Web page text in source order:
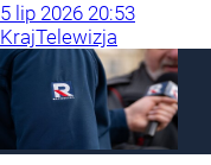
5 lip 2026 20:53
KrajTelewizja